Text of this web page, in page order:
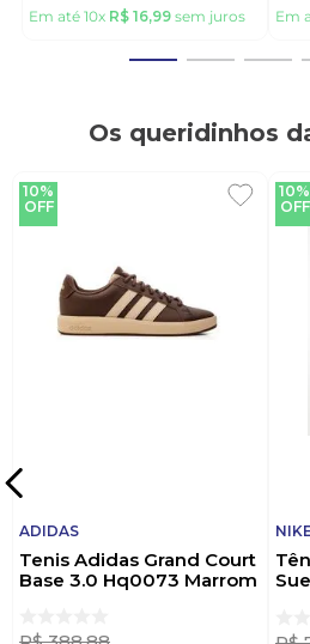
Em até 10x R$ 16,99 sem juros Em
Os queridinhos
10%
OFF
ADIDAS
Tenis Adidas Grand Court
Base 3.0 Hq0073 Marrom
10%
OFF
NIKE